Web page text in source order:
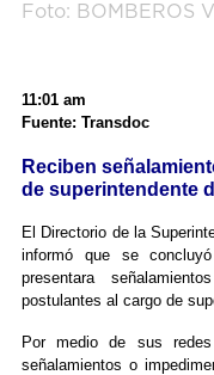
Foto: BOMBEROS
11:01 am
Fuente: Transdoc
Reciben
de superintendente
El Directorio de la
informó que se
presentara
postulantes al cargo de
Por medio de sus
señalamientos o